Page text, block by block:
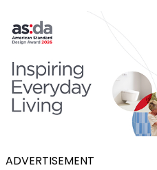
ADVERTISEMENT